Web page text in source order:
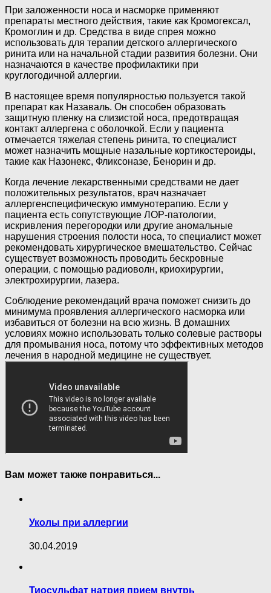
При заложенности носа и насморке применяют
препараты местного действия, такие как Кромогексал,
Кромоглин и др. Средства в виде спрея можно
использовать для терапии детского аллергического
ринита или на начальной стадии развития болезни. Они
назначаются в качестве профилактики при
круглогодичной аллергии.
В настоящее время популярностью пользуется такой
препарат как Назаваль. Он способен образовать
защитную пленку на слизистой носа, предотвращая
контакт аллергена с оболочкой. Если у пациента
отмечается тяжелая степень ринита, то специалист
может назначить мощные назальные кортикостероиды,
такие как Назонекс, Фликсоназе, Бенорин и др.
Когда лечение лекарственными средствами не дает
положительных результатов, врач назначает
аллергенспецифическую иммунотерапию. Если у
пациента есть сопутствующие ЛОР-патологии,
искривления перегородки или другие аномальные
нарушения строения полости носа, то специалист может
рекомендовать хирургическое вмешательство. Сейчас
существует возможность проводить бескровные
операции, с помощью радиоволн, криохирургии,
электрохирургии, лазера.
Соблюдение рекомендаций врача поможет снизить до
минимума проявления аллергического насморка или
избавиться от болезни на всю жизнь. В домашних
условиях можно использовать только солевые растворы
для промывания носа, потому что эффективных методов
лечения в народной медицине не существует.
Вам может также понравиться...
Уколы при аллергии
30.04.2019
Тиосульфат натрия прием внутрь